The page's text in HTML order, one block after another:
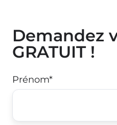
Demandez
GRATUIT !
Prénom*